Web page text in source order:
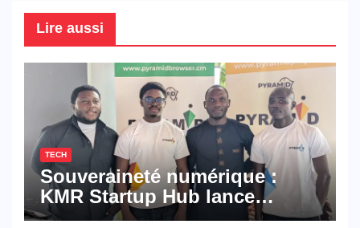
Lire aussi
TECH
Souveraineté numérique :
KMR Startup Hub lance
Pyramid Browser et Pyramid